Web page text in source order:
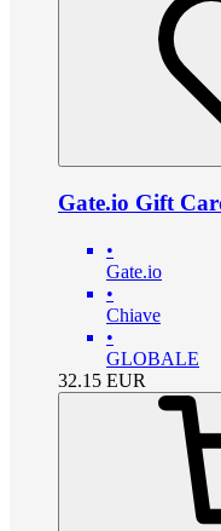
Gate.io Gift
•
Gate.io
•
Chiave
•
GLOBALE
32.15 EUR